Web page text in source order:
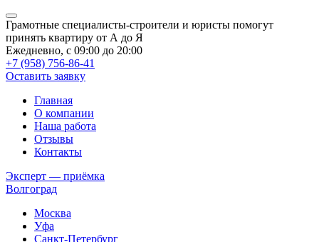
Грамотные специалисты-строители и юристы помогут
принять квартиру от А до Я
Ежедневно, с 09:00 до 20:00
+7 (958) 756-86-41
Оставить заявку
Главная
О компании
Наша работа
Отзывы
Контакты
Эксперт — приёмка
Волгоград
Москва
Уфа
Санкт-Петербург